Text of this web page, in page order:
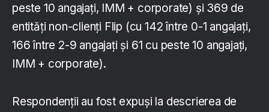
peste 10 angajați, IMM + corporate) și 369 de
entități non-clienți Flip (cu 142 între 0-1 angajați,
166 între 2-9 angajați și 61 cu peste 10 angajați,
IMM + corporate).
Respondenții au fost expuși la descrierea de